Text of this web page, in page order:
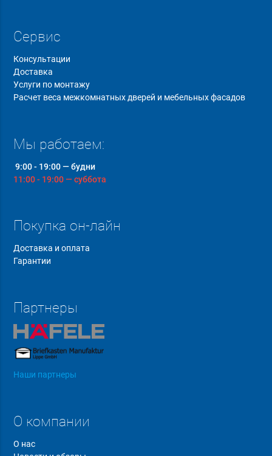
Сервис
Консультации
Доставка
Услуги по монтажу
Расчет веса межкомнатных дверей и мебельных фасадов
Мы работаем:
9:00 - 19:00 — будни
11:00 - 19:00 — суббота
Покупка он-лайн
Доставка и оплата
Гарантии
Партнеры
Наши партнеры
О компании
О нас